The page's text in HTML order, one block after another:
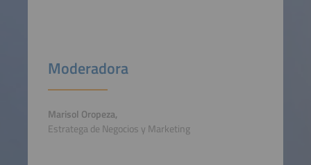
Moderadora
Marisol Oropeza,
Estratega de Negocios y Marketing